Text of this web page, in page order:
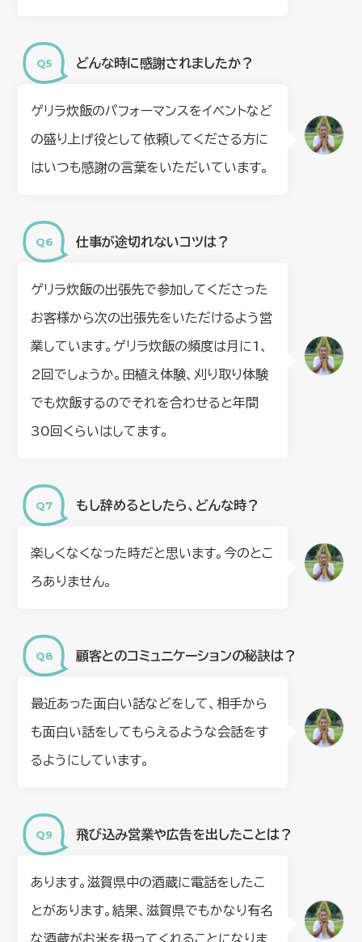
どんな時に感謝されましたか？
ゲリラ炊飯のパフォーマンスをイベントなど
の盛り上げ役として依頼してくださる方に
はいつも感謝の言葉をいただいています。
仕事が途切れないコツは？
ゲリラ炊飯の出張先で参加してくださった
お客様から次の出張先をいただけるよう営
業しています。ゲリラ炊飯の頻度は月に1、
2回でしょうか。田植え体験、刈り取り体験
でも炊飯するのでそれを合わせると年間
30回くらいはしてます。
もし辞めるとしたら、どんな時？
楽しくなくなった時だと思います。今のとこ
ろありません。
顧客とのコミュニケーションの秘訣は？
最近あった面白い話などをして、相手から
も面白い話をしてもらえるような会話をす
るようにしています。
飛び込み営業や広告を出したことは？
あります。滋賀県中の酒蔵に電話をしたこ
とがあります。結果、滋賀県でもかなり有名
な酒蔵がお米を扱ってくれることになりま